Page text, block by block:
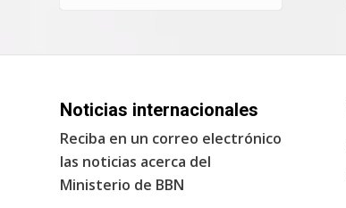
Noticias internacionales
Reciba en un correo electrónico
las noticias acerca del
Ministerio de BBN